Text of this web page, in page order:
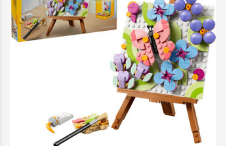
LEGO Creator Floral Art Painting - 31390
31,99 €